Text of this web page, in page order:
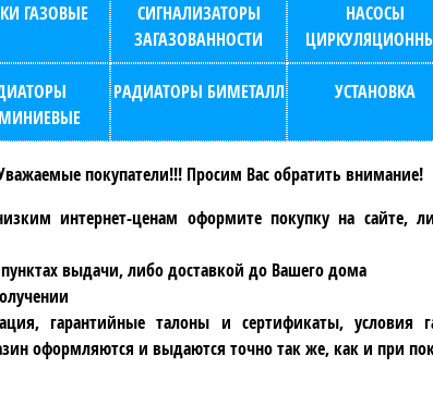
ГАЗОВЫЕ
СИГНАЛИЗАТОРЫ
ЗАГАЗОВАННОСТИ
НАСОСЫ
РАДИАТОРЫ БИМЕТАЛЛ УСТАНОВКА
покупатели!!! Просим Вас обратить внимание!
интернет-ценам оформите покупку на сайте,
выдачи, либо доставкой до Вашего дома
гарантийные талоны и сертификаты, условия
оформляются и выдаются точно так же, как и при